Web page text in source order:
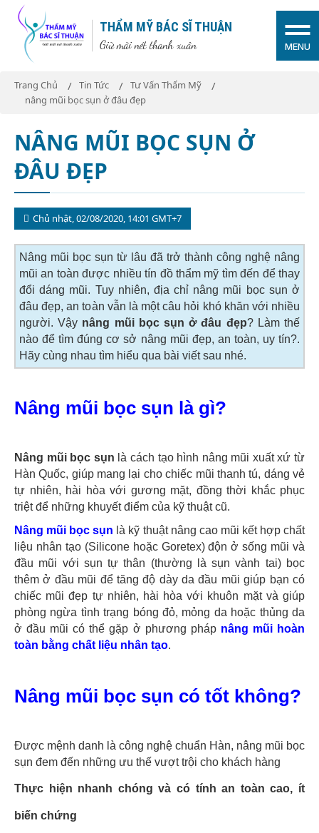
THẨM MỸ BÁC SĨ THUẬN
Giữ mãi nét thanh xuân MENU
Trang Chủ Tin Tức
Tư Vấn Thẩm Mỹ
nâng mũi bọc sụn ở đâu đẹp
NÂNG MŨI BỌC SỤN Ở
ĐÂU ĐẸP
Chủ nhật, 02/08/2020, 14:01 GMT+7
Nâng mũi bọc sụn từ lâu đã trở thành công nghệ nâng
mũi an toàn được nhiều tín đồ thẩm mỹ tìm đến để thay
đổi dáng mũi. Tuy nhiên, địa chỉ nâng mũi bọc sụn ở
đâu đẹp, an toàn vẫn là một câu hỏi khó khăn với nhiều
người. Vậy nâng mũi bọc sụn ở đâu đẹp? Làm thế
nào để tìm đúng cơ sở nâng mũi đẹp, an toàn, uy tín?.
Hãy cùng nhau tìm hiểu qua bài viết sau nhé.
Nâng mũi bọc sụn là gì?
Nâng mũi bọc sụn là cách tạo hình nâng mũi xuất xứ từ
Hàn Quốc, giúp mang lại cho chiếc mũi thanh tú, dáng vẻ
tự nhiên, hài hòa với gương mặt, đồng thời khắc phục
triệt để những khuyết điểm của kỹ thuật cũ.
Nâng mũi bọc sụn là kỹ thuật nâng cao mũi kết hợp chất
liệu nhân tạo (Silicone hoặc Goretex) độn ở sống mũi và
đầu mũi với sụn tự thân (thường là sụn vành tai) bọc
thêm ở đầu mũi để tăng độ dày da đầu mũi giúp bạn có
chiếc mũi đẹp tự nhiên, hài hòa với khuôn mặt và giúp
phòng ngừa tình trạng bóng đỏ, mỏng da hoặc thủng da
ở đầu mũi có thể gặp ở phương pháp nâng mũi hoàn
toàn bằng chất liệu nhân tạo.
Nâng mũi bọc sụn có tốt không?
Được mệnh danh là công nghệ chuẩn Hàn, nâng mũi bọc
sụn đem đến những ưu thế vượt trội cho khách hàng
Thực hiện nhanh chóng và có tính an toàn cao, ít
biến chứng